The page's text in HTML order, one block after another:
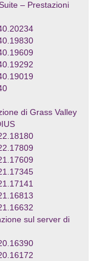
– Prestazioni
di Grass Valley
sul server di